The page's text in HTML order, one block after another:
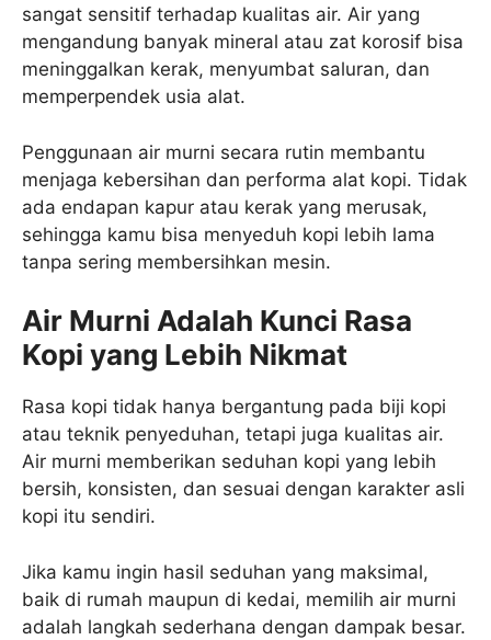
sangat sensitif terhadap kualitas air. Air yang
mengandung banyak mineral atau zat korosif bisa
meninggalkan kerak, menyumbat saluran, dan
memperpendek usia alat.
Penggunaan air murni secara rutin membantu
menjaga kebersihan dan performa alat kopi. Tidak
ada endapan kapur atau kerak yang merusak,
sehingga kamu bisa menyeduh kopi lebih lama
tanpa sering membersihkan mesin.
Air Murni Adalah Kunci Rasa
Kopi yang Lebih Nikmat
Rasa kopi tidak hanya bergantung pada biji kopi
atau teknik penyeduhan, tetapi juga kualitas air.
Air murni memberikan seduhan kopi yang lebih
bersih, konsisten, dan sesuai dengan karakter asli
kopi itu sendiri.
Jika kamu ingin hasil seduhan yang maksimal,
baik di rumah maupun di kedai, memilih air murni
adalah langkah sederhana dengan dampak besar.